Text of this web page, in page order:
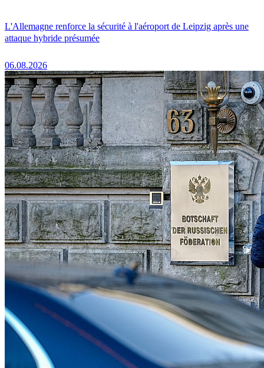
L'Allemagne renforce la sécurité à l'aéroport de Leipzig après une
attaque hybride présumée
06.08.2026